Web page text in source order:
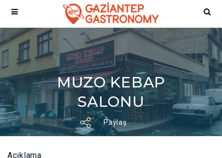
MUZO KEBAP
SALONU
Paylaş
Açıklama